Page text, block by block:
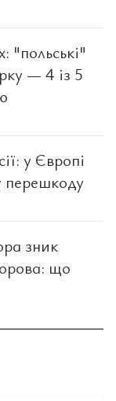
— 4 із 5
у Європі
перешкоду
зник
що